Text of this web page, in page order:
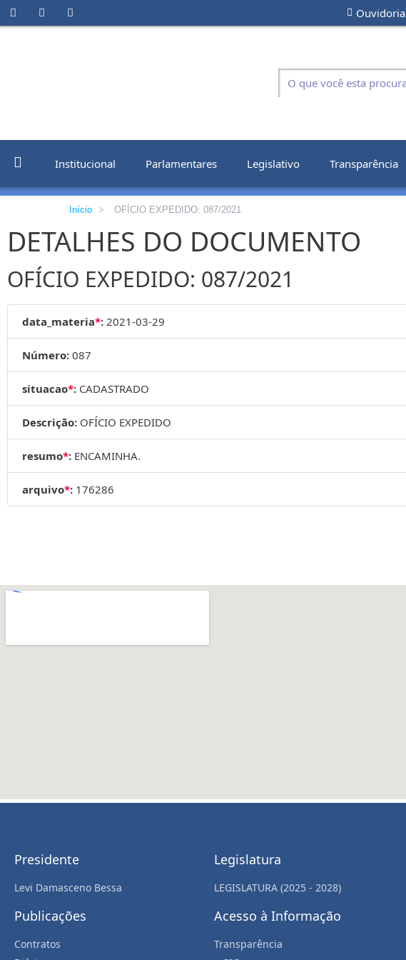
Ouvidoria
Institucional Parlamentares Legislativo Transparência
Início > OFÍCIO EXPEDIDO: 087/2021
DETALHES DO DOCUMENTO
OFÍCIO EXPEDIDO: 087/2021
data_materia*: 2021-03-29
Número: 087
situacao*: CADASTRADO
Descrição: OFÍCIO EXPEDIDO
resumo*: ENCAMINHA.
arquivo*: 176286
Presidente
Levi Damasceno Bessa
Publicações
Contratos
Legislatura
LEGISLATURA (2025 - 2028)
Acesso à Informação
Transparência